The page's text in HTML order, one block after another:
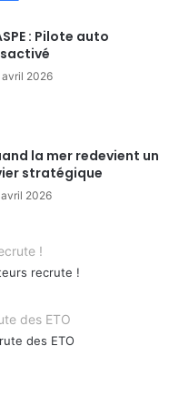
: Pilote auto
avril 2026
la mer redevient un
stratégique
2026
!
des ETO